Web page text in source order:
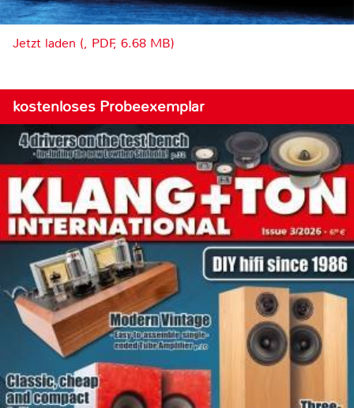
Jetzt laden (, PDF, 6.68 MB)
kostenloses Probeexemplar